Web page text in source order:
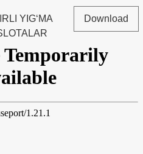
YIGʻMA
Download